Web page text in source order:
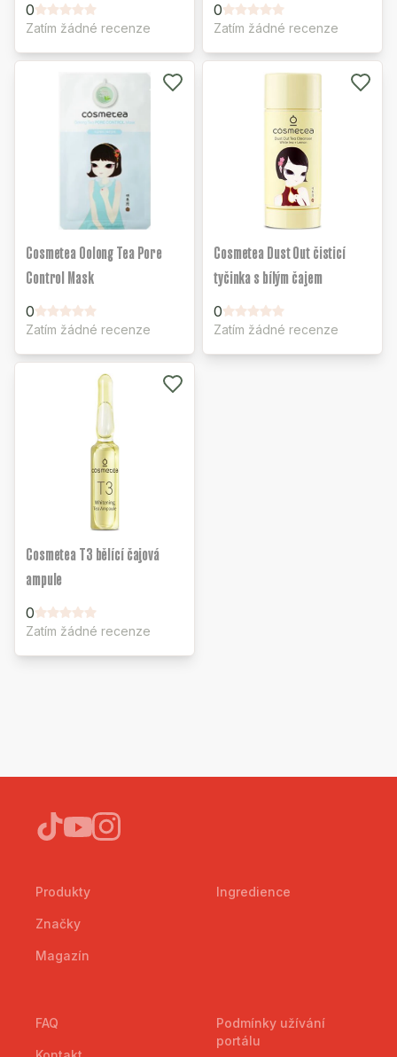
0
Zatím žádné recenze
0
Zatím žádné recenze
Cosmetea Oolong Tea Pore
Control Mask
0
Zatím žádné recenze
Cosmetea Dust Out čisticí
tyčinka s bílým čajem
0
Zatím žádné recenze
Cosmetea T3 bělící čajová
ampule
0
Zatím žádné recenze
Produkty
Značky
Magazín
Ingredience
FAQ
Podmínky užívání
portálu